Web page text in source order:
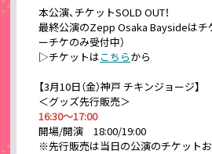
本公演、チケットSOLD OUT！
最終公演のZepp Osaka Baysideはチ
ーチケのみ受付中）
▷チケットはこちらから
【3月10日（金）神戸 チキンジョージ】
＜グッズ先行販売＞
16:30～17:00
開場/開演 18:00/19:00
※先行販売は当日の公演のチケット